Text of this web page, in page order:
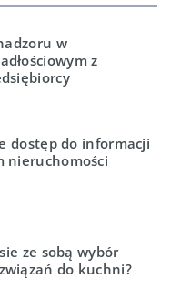
w
z
dostęp do informacji
nieruchomości
ze sobą wybór
do kuchni?